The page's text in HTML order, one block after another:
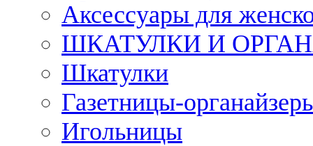
Аксессуары для
ШКАТУЛКИ И
Шкатулки
Газетницы-
Игольницы